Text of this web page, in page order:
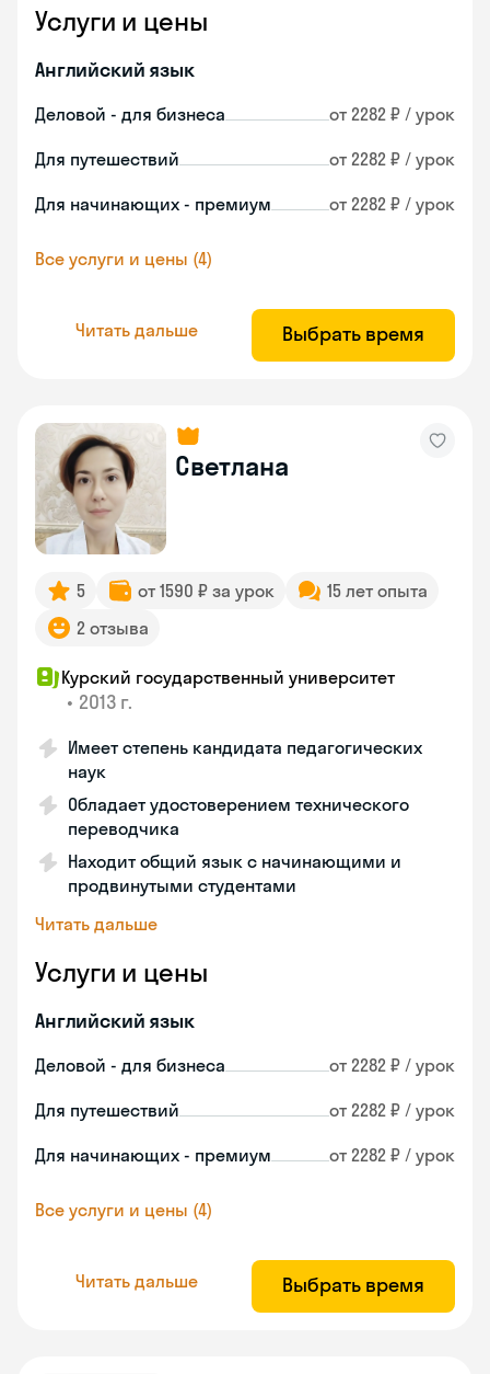
Услуги и цены
Английский язык
Деловой - для бизнеса от 2282 ₽ / урок
Для путешествий от 2282 ₽ / урок
Для начинающих - премиум от 2282 ₽ / урок
Все услуги и цены (4)
Читать дальше Выбрать время
Светлана
5 от 1590 ₽ за урок
15 лет опыта
2 отзыва
Курский государственный университет
• 2013 г.
Имеет степень кандидата педагогических
наук
Обладает удостоверением технического
переводчика
Находит общий язык с начинающими и
продвинутыми студентами
Читать дальше
Услуги и цены
Английский язык
Деловой - для бизнеса от 2282 ₽ / урок
Для путешествий от 2282 ₽ / урок
Для начинающих - премиум от 2282 ₽ / урок
Все услуги и цены (4)
Читать дальше Выбрать время